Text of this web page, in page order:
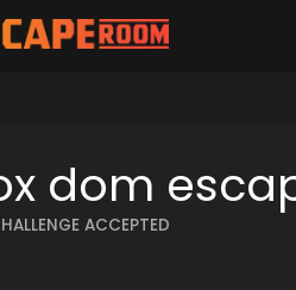
dom
ACCEPTED